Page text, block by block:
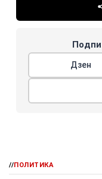
Дзен
//ПОЛИТИКА